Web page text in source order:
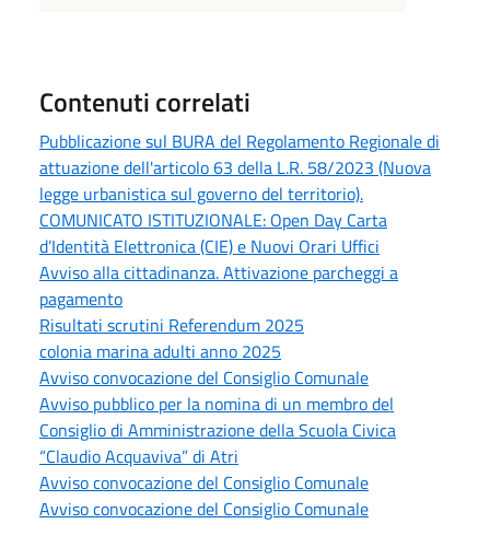
Contenuti correlati
Pubblicazione sul BURA del Regolamento Regionale di
attuazione dell'articolo 63 della L.R. 58/2023 (Nuova
legge urbanistica sul governo del territorio).
COMUNICATO ISTITUZIONALE: Open Day Carta
d’Identità Elettronica (CIE) e Nuovi Orari Uffici
Avviso alla cittadinanza. Attivazione parcheggi a
pagamento
Risultati scrutini Referendum 2025
colonia marina adulti anno 2025
Avviso convocazione del Consiglio Comunale
Avviso pubblico per la nomina di un membro del
Consiglio di Amministrazione della Scuola Civica
“Claudio Acquaviva” di Atri
Avviso convocazione del Consiglio Comunale
Avviso convocazione del Consiglio Comunale